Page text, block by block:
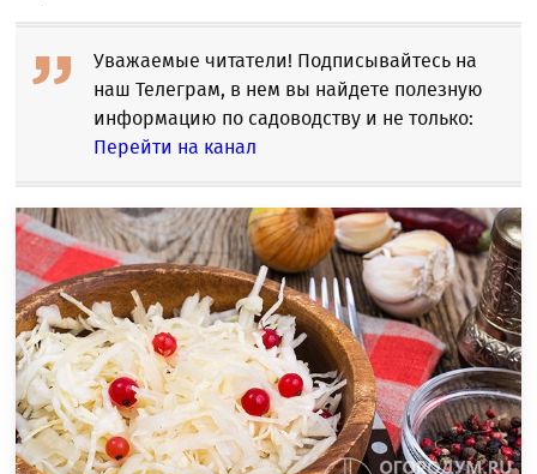
Уважаемые читатели! Подписывайтесь на
наш Телеграм, в нем вы найдете полезную
информацию по садоводству и не только:
Перейти на канал